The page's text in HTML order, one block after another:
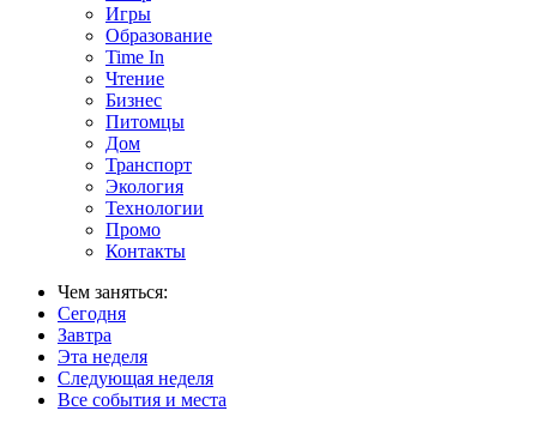
Игры
Образование
Time In
Чтение
Бизнес
Питомцы
Дом
Транспорт
Экология
Технологии
Промо
Контакты
Чем заняться:
Сегодня
Завтра
Эта неделя
Следующая неделя
Все события и места